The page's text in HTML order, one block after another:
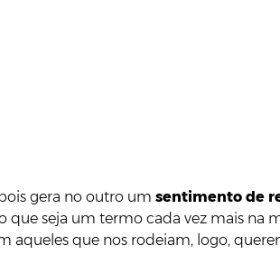
gera no outro um sentimento de
que seja um termo cada vez mais na
que nos rodeiam, logo,